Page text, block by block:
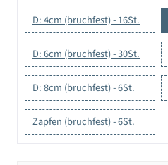
D: 4cm (bruchfest) - 16St.
D: 6cm (bruchfest) - 30St.
D: 8cm (bruchfest) - 6St.
Zapfen (bruchfest) - 6St.